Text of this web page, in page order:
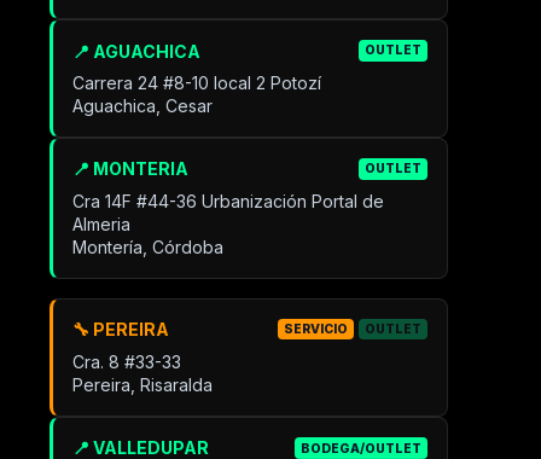
📍 AGUACHICA OUTLET
Carrera 24 #8-10 local 2 Potozí
Aguachica, Cesar
📍 MONTERIA OUTLET
Cra 14F #44-36 Urbanización Portal de
Almeria
Montería, Córdoba
📍 VALLEDUPAR BODEGA/OUTLET
🔧 PEREIRA SERVICIO OUTLET
Cra. 8 #33-33
Pereira, Risaralda